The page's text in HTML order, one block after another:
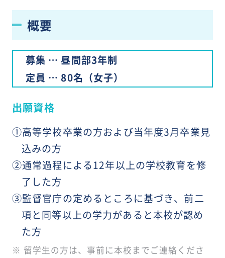
概要
募集 … 昼間部3年制
定員 … 80名（女子）
出願資格
①高等学校卒業の方および当年度3月卒業見
込みの方
②通常過程による12年以上の学校教育を修
了した方
③監督官庁の定めるところに基づき、前二
項と同等以上の学力があると本校が認め
た方
※ 留学生の方は、事前に本校までご連絡くださ